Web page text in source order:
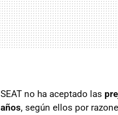
SEAT no ha aceptado las
años, según ellos por